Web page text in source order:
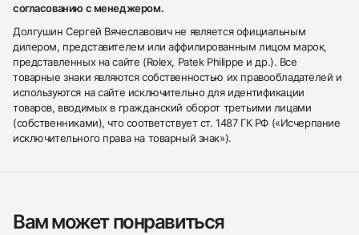
согласованию с менеджером.
Долгушин Сергей Вячеславович не является официальным
дилером, представителем или аффилированным лицом марок,
представленных на сайте (Rolex, Patek Philippe и др.). Все
товарные знаки являются собственностью их правообладателей и
используются на сайте исключительно для идентификации
товаров, вводимых в гражданский оборот третьими лицами
(собственниками), что соответствует ст. 1487 ГК РФ («Исчерпание
исключительного права на товарный знак»).
Вам может понравиться